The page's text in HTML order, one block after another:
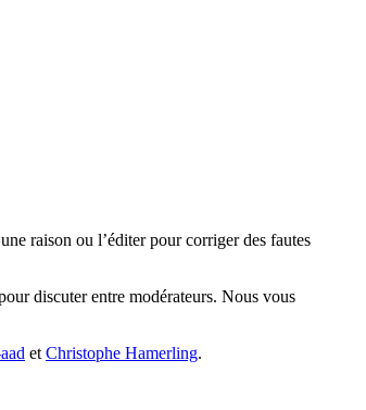
raison ou l’éditer pour corriger des fautes
discuter entre modérateurs. Nous vous
et Christophe Hamerling.